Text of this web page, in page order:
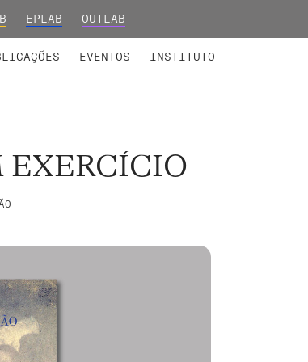
EPLAB OUTLAB
EVENTOS INSTITUTO
EXERCÍCIO